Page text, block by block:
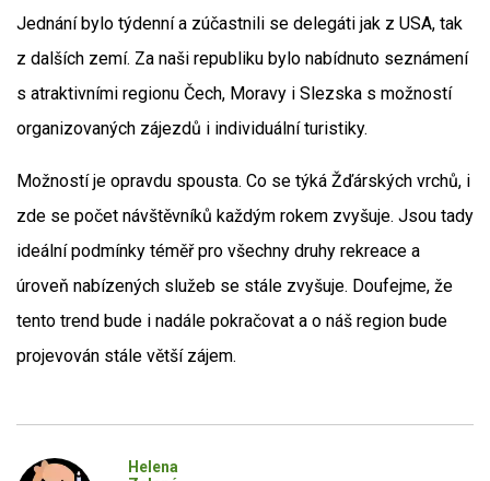
Jednání bylo týdenní a zúčastnili se delegáti jak z USA, tak
z dalších zemí. Za naši republiku bylo nabídnuto seznámení
s atraktivními regionu Čech, Moravy i Slezska s možností
organizovaných zájezdů i individuální turistiky.
Možností je opravdu spousta. Co se týká Žďárských vrchů, i
zde se počet návštěvníků každým rokem zvyšuje. Jsou tady
ideální podmínky téměř pro všechny druhy rekreace a
úroveň nabízených služeb se stále zvyšuje. Doufejme, že
tento trend bude i nadále pokračovat a o náš region bude
projevován stále větší zájem.
Helena